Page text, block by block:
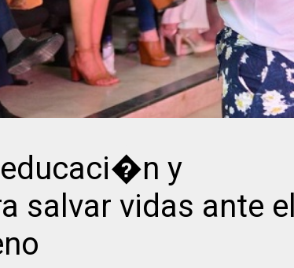
y
salvar vidas ante el